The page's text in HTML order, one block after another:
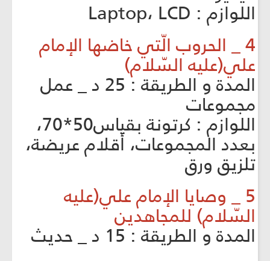
اللوازم : Laptop، LCD
4 _ الحروب الّتي خاضها الإمام
علي(عليه السّلام)
المدة و الطريقة : 25 د _ عمل
مجموعات
اللوازم : كرتونة بقياس50*70،
بعدد المجموعات، أقلام عريضة،
تلزيق ورق
5 _ وصايا الإمام علي(عليه
السّلام) للمجاهدين
المدة و الطريقة : 15 د _ حديث